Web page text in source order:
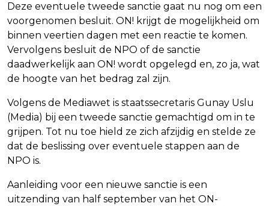
Deze eventuele tweede sanctie gaat nu nog om een
voorgenomen besluit. ON! krijgt de mogelijkheid om
binnen veertien dagen met een reactie te komen.
Vervolgens besluit de NPO of de sanctie
daadwerkelijk aan ON! wordt opgelegd en, zo ja, wat
de hoogte van het bedrag zal zijn.
Volgens de Mediawet is staatssecretaris Gunay Uslu
(Media) bij een tweede sanctie gemachtigd om in te
grijpen. Tot nu toe hield ze zich afzijdig en stelde ze
dat de beslissing over eventuele stappen aan de
NPO is.
Aanleiding voor een nieuwe sanctie is een
uitzending van half september van het ON-